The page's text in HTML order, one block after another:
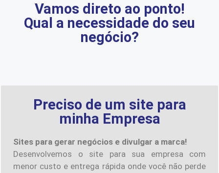
Vamos direto ao ponto!
Qual a necessidade do seu
negócio?
Preciso de um site para
minha Empresa
Sites para gerar negócios e divulgar a marca!
Desenvolvemos o site para sua empresa com
menor custo e entrega rápida onde você não perde